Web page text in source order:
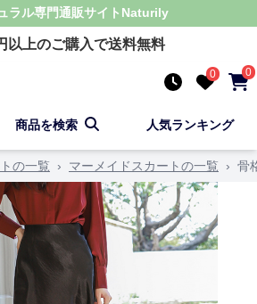
ラル専門通販サイト Naturily
以上のご購入で送料無料
0 0
商品を検索 人気ランキング
の一覧 › マーメイドスカートの一覧 › 骨